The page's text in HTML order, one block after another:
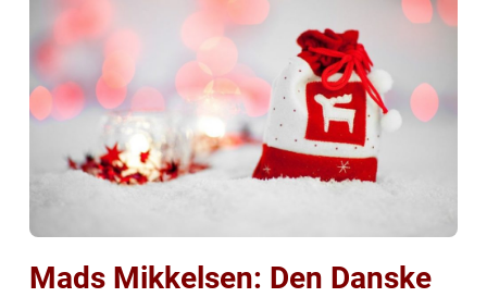
Mads Mikkelsen: Den Danske